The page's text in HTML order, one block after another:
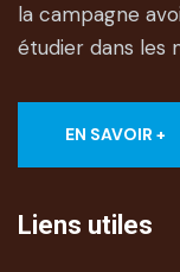
la campagne
étudier dans les
EN SAVOIR +
Liens utiles